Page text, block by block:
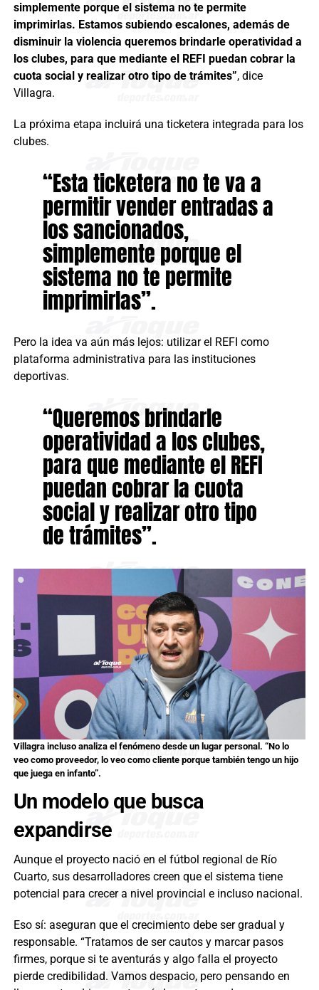
simplemente porque el sistema no te permite
imprimirlas. Estamos subiendo escalones, además de
disminuir la violencia queremos brindarle operatividad a
los clubes, para que mediante el REFI puedan cobrar la
cuota social y realizar otro tipo de trámites”, dice
Villagra.
La próxima etapa incluirá una ticketera integrada para los
clubes.
“Esta ticketera no te va a
permitir vender entradas a
los sancionados,
simplemente porque el
sistema no te permite
imprimirlas”.
Pero la idea va aún más lejos: utilizar el REFI como
plataforma administrativa para las instituciones
deportivas.
“Queremos brindarle
operatividad a los clubes,
para que mediante el REFI
puedan cobrar la cuota
social y realizar otro tipo
de trámites”.
Villagra incluso analiza el fenómeno desde un lugar personal. “No lo
veo como proveedor, lo veo como cliente porque también tengo un hijo
que juega en infanto”.
Un modelo que busca
expandirse
Aunque el proyecto nació en el fútbol regional de Río
Cuarto, sus desarrolladores creen que el sistema tiene
potencial para crecer a nivel provincial e incluso nacional.
Eso sí: aseguran que el crecimiento debe ser gradual y
responsable. “Tratamos de ser cautos y marcar pasos
firmes, porque si te aventurás y algo falla el proyecto
pierde credibilidad. Vamos despacio, pero pensando en